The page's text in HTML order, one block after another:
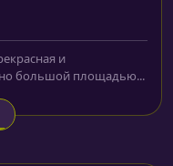
и
большой площадью...